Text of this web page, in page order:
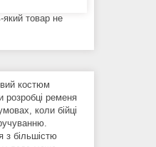
який товар не
костюм
розробці ременя
коли бійці
з більшістю